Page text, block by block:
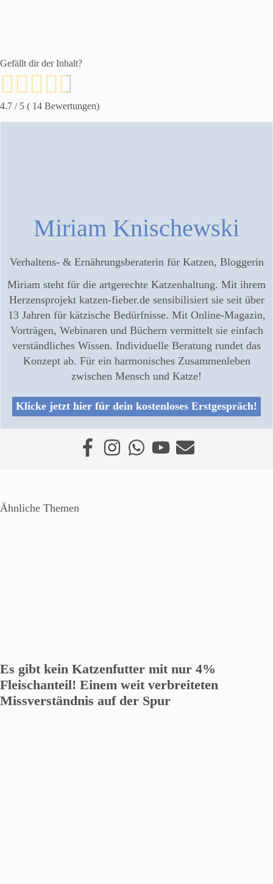
Gefällt dir der Inhalt?
4.7 / 5 ( 14 Bewertungen)
Miriam Knischewski
Verhaltens- & Ernährungsberaterin für Katzen, Bloggerin
Miriam steht für die artgerechte Katzenhaltung. Mit ihrem
Herzensprojekt katzen-fieber.de sensibilisiert sie seit über
13 Jahren für kätzische Bedürfnisse. Mit Online-Magazin,
Vorträgen, Webinaren und Büchern vermittelt sie einfach
verständliches Wissen. Individuelle Beratung rundet das
Konzept ab. Für ein harmonisches Zusammenleben
zwischen Mensch und Katze!
Klicke jetzt hier für dein kostenloses Erstgespräch!
Ähnliche Themen
Es gibt kein Katzenfutter mit nur 4%
Fleischanteil! Einem weit verbreiteten
Missverständnis auf der Spur